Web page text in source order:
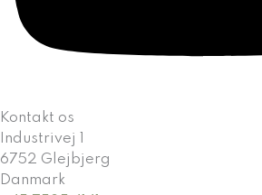
Kontakt os
Industrivej 1
6752 Glejbjerg
Danmark